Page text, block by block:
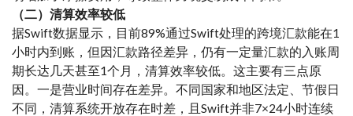
（二）清算效率较低
据Swift数据显示，目前89%通过Swift处理的跨境汇款能在1
小时内到账，但因汇款路径差异，仍有一定量汇款的入账周
期长达几天甚至1个月，清算效率较低。这主要有三点原
因。一是营业时间存在差异。不同国家和地区法定、节假日
不同，清算系统开放存在时差，且Swift并非7×24小时连续